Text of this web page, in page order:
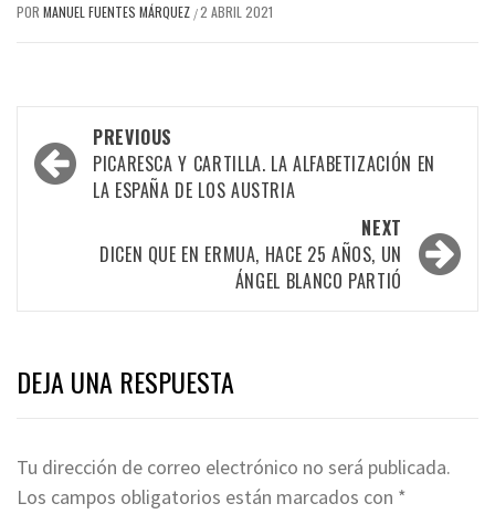
POR MANUEL FUENTES MÁRQUEZ /2 ABRIL 2021
Post
navigation
PREVIOUS
PICARESCA Y CARTILLA. LA ALFABETIZACIÓN EN
LA ESPAÑA DE LOS AUSTRIA
NEXT
DICEN QUE EN ERMUA, HACE 25 AÑOS, UN
ÁNGEL BLANCO PARTIÓ
DEJA UNA RESPUESTA
Tu dirección de correo electrónico no será publicada.
Los campos obligatorios están marcados con *